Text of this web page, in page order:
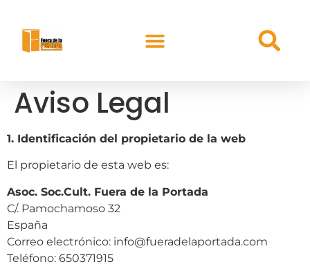
Aviso Legal
1. Identificación del propietario de la web
El propietario de esta web es:
Asoc. Soc.Cult. Fuera de la Portada
C/. Pamochamoso 32
España
Correo electrónico: info@fueradelaportada.com
Teléfono: 650371915